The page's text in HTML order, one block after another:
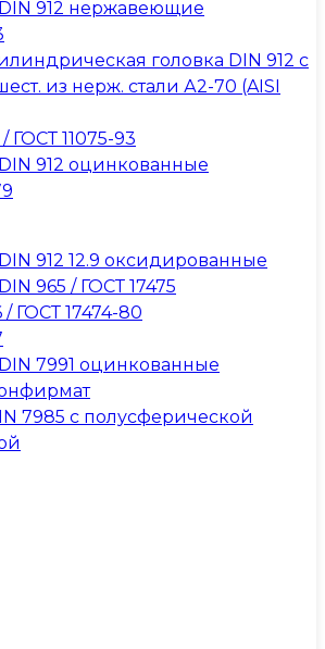
912 нержавеющие
головка DIN 912 с
из нерж. стали А2-70 (AISI
/ ГОСТ 11075-93
912 оцинкованные
912 12.9 оксидированные
965 / ГОСТ 17475
/ ГОСТ 17474-80
7991 оцинкованные
7985 с полусферической